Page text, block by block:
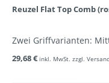
Reuzel Flat Top Comb
Zwei Griffvarianten:
29,68 € inkl. MwSt. zzgl.